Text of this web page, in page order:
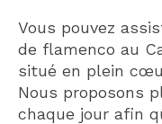
Vous pouvez
de flamenco au
situé en plein
Nous proposons
chaque jour afin